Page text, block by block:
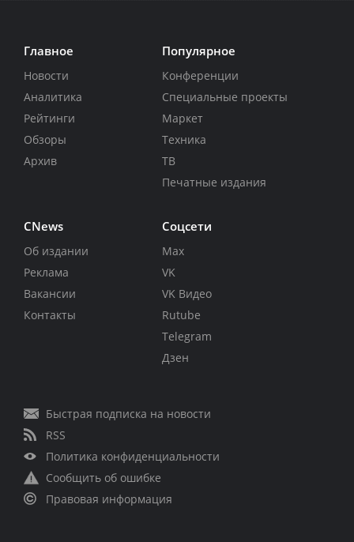
Главное
Новости
Аналитика
Рейтинги
Обзоры
Архив
Популярное
Конференции
Специальные проекты
Маркет
Техника
ТВ
Печатные издания
CNews
Об издании
Реклама
Вакансии
Контакты
Соцсети
Max
VK
VK Видео
Rutube
Telegram
Дзен
Быстрая подписка на новости
RSS
Политика конфиденциальности
Сообщить об ошибке
Правовая информация